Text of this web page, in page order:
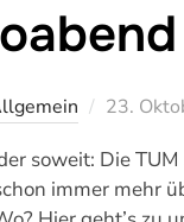
23.
soweit: Die
immer mehr